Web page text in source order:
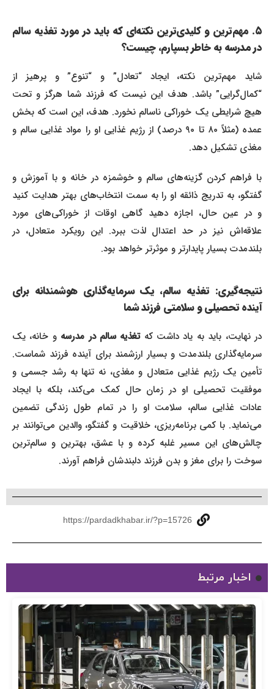
۵. مهم‌ترین و کلیدی‌ترین نکته‌ای که باید در مورد تغذیه سالم
در مدرسه به خاطر بسپارم، چیست؟
شاید مهم‌ترین نکته، ایجاد “تعادل” و “تنوع” و پرهیز از
“کمال‌گرایی” باشد. هدف این نیست که فرزند شما هرگز و تحت
هیچ شرایطی یک خوراکی ناسالم نخورد. هدف، این است که بخش
عمده (مثلاً ۸۰ تا ۹۰ درصد) از رژیم غذایی او را مواد غذایی سالم و
مغذی تشکیل دهد.
با فراهم کردن گزینه‌های سالم و خوشمزه در خانه و با آموزش و
گفتگو، به تدریج ذائقه او را به سمت انتخاب‌های بهتر هدایت کنید
و در عین حال، اجازه دهید گاهی اوقات از خوراکی‌های مورد
علاقه‌اش نیز در حد اعتدال لذت ببرد. این رویکرد متعادل، در
بلندمدت بسیار پایدارتر و موثرتر خواهد بود.
نتیجه‌گیری: تغذیه سالم، یک سرمایه‌گذاری هوشمندانه برای
آینده تحصیلی و سلامتی فرزند شما
در نهایت، باید به یاد داشت کهتغذیه سالم در مدرسهو خانه، یک
سرمایه‌گذاری بلندمدت و بسیار ارزشمند برای آینده فرزند شماست.
تأمین یک رژیم غذایی متعادل و مغذی، نه تنها به رشد جسمی و
موفقیت تحصیلی او در زمان حال کمک می‌کند، بلکه با ایجاد
عادات غذایی سالم، سلامت او را در تمام طول زندگی تضمین
می‌نماید. با کمی برنامه‌ریزی، خلاقیت و گفتگو، والدین می‌توانند بر
چالش‌های این مسیر غلبه کرده و با عشق، بهترین و سالم‌ترین
سوخت را برای مغز و بدن فرزند دلبندشان فراهم آورند.
https://pardadkhabar.ir/?p=15726
اخبار مرتبط